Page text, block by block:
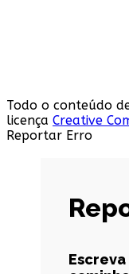
Todo o conteúdo
licença Creative
Reportar Erro